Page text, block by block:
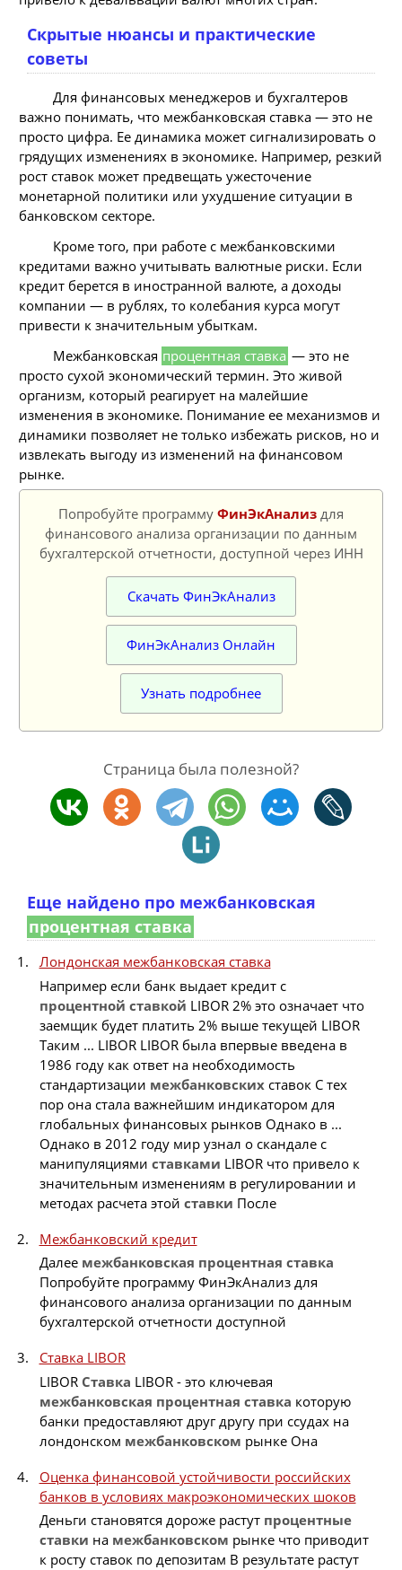
Скрытые нюансы и практические
советы
Для финансовых менеджеров и бухгалтеров
важно понимать, что межбанковская ставка — это не
просто цифра. Ее динамика может сигнализировать о
грядущих изменениях в экономике. Например, резкий
рост ставок может предвещать ужесточение
монетарной политики или ухудшение ситуации в
банковском секторе.
Кроме того, при работе с межбанковскими
кредитами важно учитывать валютные риски. Если
кредит берется в иностранной валюте, а доходы
компании — в рублях, то колебания курса могут
привести к значительным убыткам.
Межбанковская процентная ставка — это не
просто сухой экономический термин. Это живой
организм, который реагирует на малейшие
изменения в экономике. Понимание ее механизмов и
динамики позволяет не только избежать рисков, но и
извлекать выгоду из изменений на финансовом
рынке.
Попробуйте программу ФинЭкАнализ для
финансового анализа организации по данным
бухгалтерской отчетности, доступной через ИНН
Скачать ФинЭкАнализ
ФинЭкАнализ Онлайн
Узнать подробнее
Страница была полезной?
Еще найдено про межбанковская
процентная ставка
Лондонская межбанковская ставка
Например если банк выдает кредит с
процентной ставкой LIBOR 2% это означает что
заемщик будет платить 2% выше текущей LIBOR
Таким ... LIBOR LIBOR была впервые введена в
1986 году как ответ на необходимость
стандартизации межбанковскихставок С тех
пор она стала важнейшим индикатором для
глобальных финансовых рынков Однако в ...
Однако в 2012 году мир узнал о скандале с
манипуляциями ставками LIBOR что привело к
значительным изменениям в регулировании и
методах расчета этой ставки После
Межбанковский кредит
Далее межбанковская процентная ставка
Попробуйте программу ФинЭкАнализ для
финансового анализа организации по данным
бухгалтерской отчетности доступной
Ставка LIBOR
LIBOR Ставка LIBOR - это ключевая
межбанковская процентная ставка которую
банки предоставляют друг другу при ссудах на
лондонском межбанковском рынке Она
Оценка финансовой устойчивости российских
банков в условиях макроэкономических шоков
Деньги становятся дороже растут процентные
ставки на межбанковском рынке что приводит
к росту ставок по депозитам В результате растут